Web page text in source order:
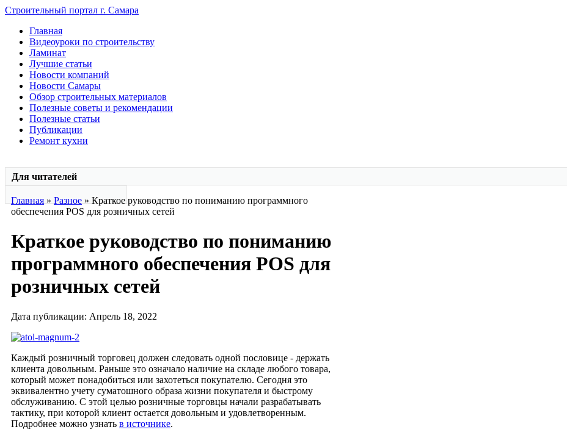
Строительный портал г. Самара
Главная
Видеоуроки по строительству
Ламинат
Лучшие статьи
Новости компаний
Новости Самары
Обзор строительных материалов
Полезные советы и рекомендации
Полезные статьи
Публикации
Ремонт кухни
Для читателей
Главная » Разное » Краткое руководство по пониманию программного
обеспечения POS для розничных сетей
Краткое руководство по пониманию
программного обеспечения POS для
розничных сетей
Дата публикации: Апрель 18, 2022
Каждый розничный торговец должен следовать одной пословице - держать
клиента довольным. Раньше это означало наличие на складе любого товара,
который может понадобиться или захотеться покупателю. Сегодня это
эквивалентно учету суматошного образа жизни покупателя и быстрому
обслуживанию. С этой целью розничные торговцы начали разрабатывать
тактику, при которой клиент остается довольным и удовлетворенным.
Подробнее можно узнать в источнике.